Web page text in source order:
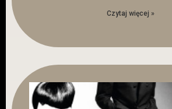
Czytaj więcej »